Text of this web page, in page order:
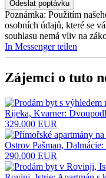
Poznámka: Použitím
osobních údajů, které se
souhlasu nemá vliv na
In Messenger teilen
Zájemci o tuto
Rijeka, Kvarner:
329.000 EUR
Ostrov Pašman,
290.000 EUR